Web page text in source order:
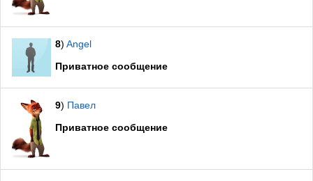
8) Angel
Приватное сообщение
9) Павел
Приватное сообщение